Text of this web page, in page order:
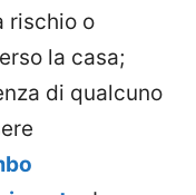
rischio o
la casa;
di qualcuno